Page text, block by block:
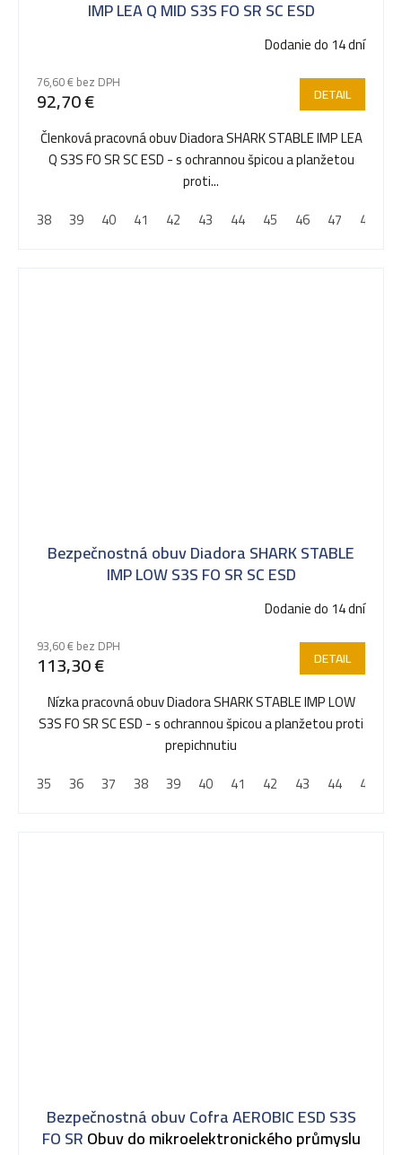
IMP LEA Q MID S3S FO SR SC ESD
Dodanie do 14 dní
76,60 € bez DPH
92,70 € DETAIL
Členková pracovná obuv Diadora SHARK STABLE IMP LEA
Q S3S FO SR SC ESD - s ochrannou špicou a planžetou
proti...
38
39 40 41 42 43 44 45 46 47 48
Bezpečnostná obuv Diadora SHARK STABLE
IMP LOW S3S FO SR SC ESD
Dodanie do 14 dní
93,60 € bez DPH
113,30 € DETAIL
Nízka pracovná obuv Diadora SHARK STABLE IMP LOW
S3S FO SR SC ESD - s ochrannou špicou a planžetou proti
prepichnutiu
35
36 37 38 39 40 41 42 43 44 45
Bezpečnostná obuv Cofra AEROBIC ESD S3S
FO SRObuv do mikroelektronického průmyslu